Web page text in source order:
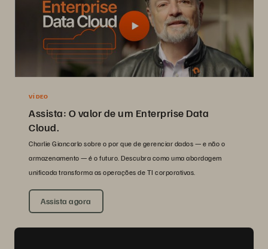
VÍDEO
Assista: O valor de um Enterprise Data
Cloud.
Charlie Giancarlo sobre o por que de gerenciar dados — e não o
armazenamento — é o futuro. Descubra como uma abordagem
unificada transforma as operações de TI corporativas.
Assista agora